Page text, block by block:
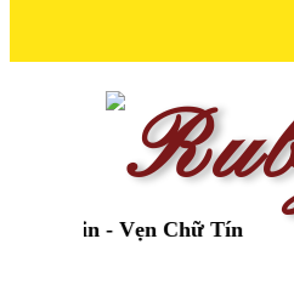
- Vẹn Chữ Tín